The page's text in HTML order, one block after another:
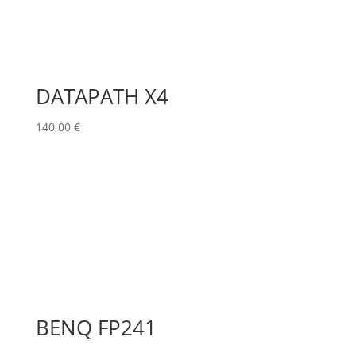
DATAPATH X4
140,00 €
BENQ FP241